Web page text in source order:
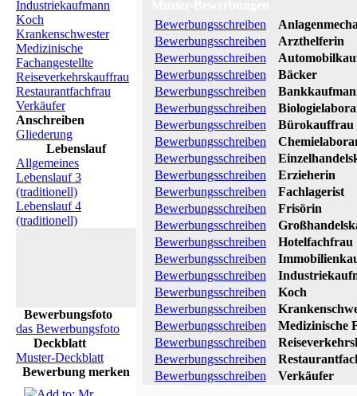
Industriekaufmann
Koch
Krankenschwester
Medizinische
Fachangestellte
Reiseverkehrskauffrau
Restaurantfachfrau
Verkäufer
Anschreiben
Gliederung
Lebenslauf
Allgemeines
Lebenslauf 3
(traditionell)
Lebenslauf 4
(traditionell)
Bewerbungsfoto
das Bewerbungsfoto
Deckblatt
Muster-Deckblatt
Bewerbung merken
Bewerbungsschreiben
Bewerbungsschreiben
Arzthelferin
Bewerbungsschreiben
Bewerbungsschreiben
Bäcker
Bewerbungsschreiben
Bewerbungsschreiben
Bewerbungsschreiben
Bürokauffrau
Bewerbungsschreiben
Bewerbungsschreiben
Bewerbungsschreiben
Erzieherin
Bewerbungsschreiben
Fachlagerist
Bewerbungsschreiben
Frisörin
Bewerbungsschreiben
Bewerbungsschreiben
Hotelfachfrau
Bewerbungsschreiben
Bewerbungsschreiben
Bewerbungsschreiben
Koch
Bewerbungsschreiben
Bewerbungsschreiben
Medizinische
Bewerbungsschreiben
Bewerbungsschreiben
Bewerbungsschreiben
Verkäufer